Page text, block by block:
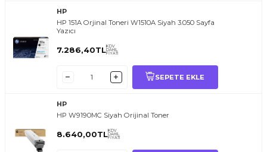
HP
HP 151A Orjinal Toneri W1510A Siyah 3.050 Sayfa
Yazıcı
7.286,40TLKDV
DAHİL
FİYATI
SEPETE EKLE
HP
HP W9190MC Siyah Orijinal Toner
8.640,00TLKDV
DAHİL
FİYATI